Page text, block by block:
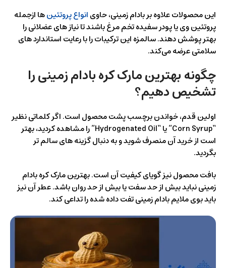
این محصولات علاوه بر بادام زمینی، حاویانواع پروتئینها ازجمله
پروتئین وی یا پودر سفیده تخم‌ مرغ باشند تا نیاز های عضلانی را
بهتر پوشش دهند. سالمزه این ترکیبات را با رعایت استاندارد های
سلامتی عرضه می‌کند.
چگونه بهترین مارک کره بادام زمینی را
تشخیص دهیم؟
اولین قدم، خواندن برچسب پشت محصول است. اگر کلماتی نظیر
“Corn Syrup” یا “Hydrogenated Oil” را مشاهده کردید، بهتر
است از خرید آن منصرف شوید و به دنبال گزینه‌ های سالم‌ تر
بگردید.
بافت محصول نیز گویای کیفیت آن است. بهترین مارک کره بادام
زمینی نباید بیش از حد سفت یا بیش از حد روان باشد. عطر آن نیز
باید بوی ملایم بادام زمینی تفت داده شده را تداعی کند.